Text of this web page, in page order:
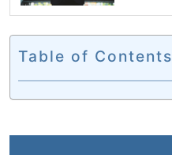
Table of Contents